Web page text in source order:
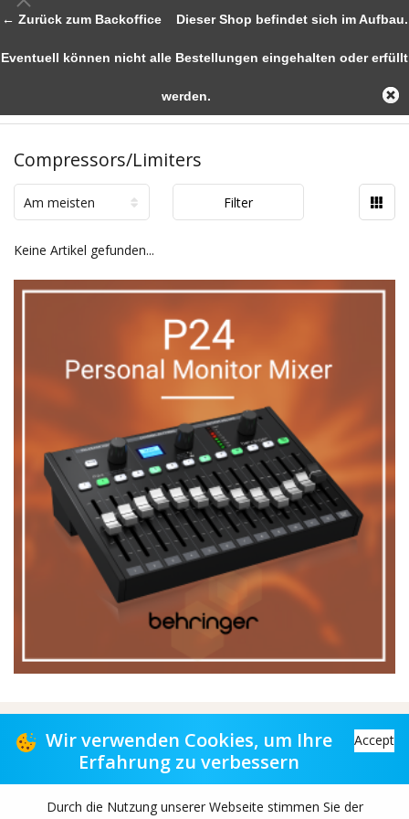
Compressors/Limiters
Am meisten Filter
Keine Artikel gefunden...
Vertriebspartner für Musikgeschäfte
Distribution partner to music stores
Copyright© 2026 TAS-retail B.V. All rights reserved.
← Zurück zum BackofficeDieser Shop befindet sich im Aufbau.
Eventuell können nicht alle Bestellungen eingehalten oder erfüllt
werden.
Wir verwenden Cookies, um Ihre
Erfahrung zu verbessern
Accept
Durch die Nutzung unserer Webseite stimmen Sie der